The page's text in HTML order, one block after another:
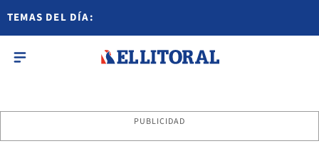
TEMAS DEL DÍA:
PUBLICIDAD